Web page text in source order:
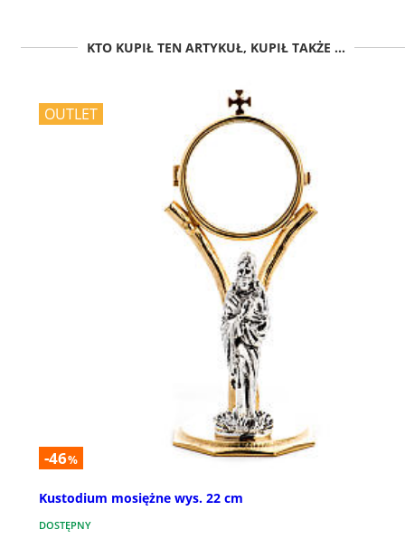
KTO KUPIŁ TEN ARTYKUŁ, KUPIŁ TAKŻE ...
OUTLET
-46%
Kustodium mosiężne wys. 22 cm
DOSTĘPNY